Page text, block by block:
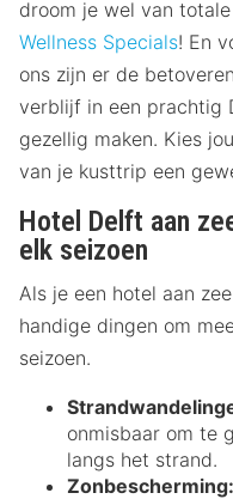
droom je wel van
Wellness Specials! En
ons zijn er de
verblijf in een prachtig
gezellig maken. Kies
van je kusttrip een
Hotel Delft aan
elk seizoen
Als je een hotel aan
handige dingen om
seizoen.
onmisbaar om te
langs het strand.
Zonbescherming: